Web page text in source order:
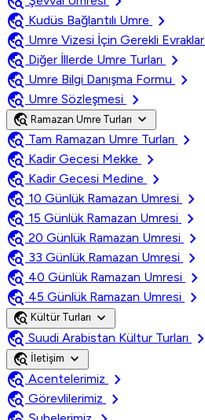
travel_explore Kudüs Bağlantılı Umre
chevron_right
travel_explore Umre Vizesi İçin Gerekli Evraklar
travel_explore Diğer İllerde Umre Turları
chevron_right
travel_explore Umre Bilgi Danışma Formu
chevron_right
travel_explore Umre Sözleşmesi chevron_right
travel_explore Ramazan Umre Turları expand_more
travel_explore Tam Ramazan Umre Turları
chevron_right
travel_explore Kadir Gecesi Mekke
chevron_right
travel_explore Kadir Gecesi Medine
chevron_right
travel_explore 10 Günlük Ramazan Umresi
chevron_right
travel_explore 15 Günlük Ramazan Umresi
chevron_right
travel_explore 20 Günlük Ramazan Umresi
chevron_right
travel_explore 33 Günlük Ramazan Umresi
chevron_right
travel_explore 40 Günlük Ramazan Umresi
chevron_right
travel_explore 45 Günlük Ramazan Umresi chevron_right
travel_explore Kültür Turları expand_more
travel_explore Suudi Arabistan Kültur Turları chevron_right
travel_explore İletişim expand_more
travel_explore Acentelerimiz
chevron_right
travel_explore Görevlilerimiz
chevron_right